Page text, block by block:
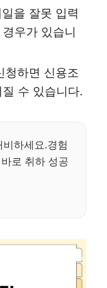
을 잘못 입력
우가 있습니
청하면 신용조
수 있습니다.
하세요.경험
로 취하 성공